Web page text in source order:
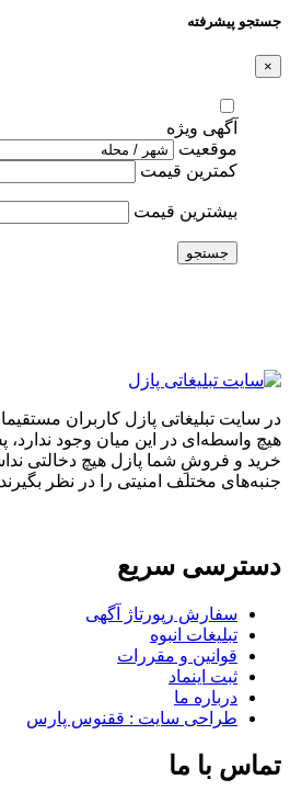
جستجو پیشرفته
×
آگهی ویژه
موقعیت
کمترین قیمت
بیشترین قیمت
جستجو
در سایت تبلیغاتی پازل کاربران
هیچ واسطه‌ای در این میان وجود ندارد،
خرید و فروشِ شما پازل هیچ دخالتی
جنبه‌های مختلف امنیتی را در نظر
دسترسی سریع
سفارش رپورتاژ آگهی
تبلیغات انبوه
قوانین و مقررات
ثبت اینماد
درباره ما
طراحی سایت : ققنوس پارس
تماس با ما